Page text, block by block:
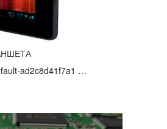
ad2c8d41f7a1 …